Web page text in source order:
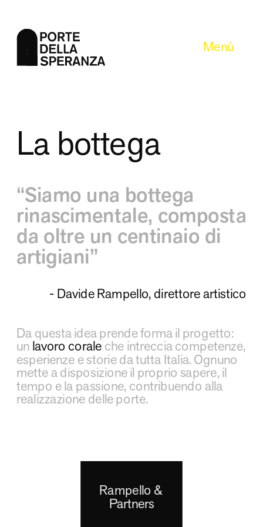
Menù
La bottega
“Siamo una bottega
rinascimentale, composta
da oltre un centinaio di
artigiani”
- Davide Rampello, direttore artistico
Da questa idea prende forma il progetto:
un lavoro corale che intreccia competenze,
esperienze e storie da tutta Italia. Ognuno
mette a disposizione il proprio sapere, il
tempo e la passione, contribuendo alla
realizzazione delle porte.
Rampello &
Partners